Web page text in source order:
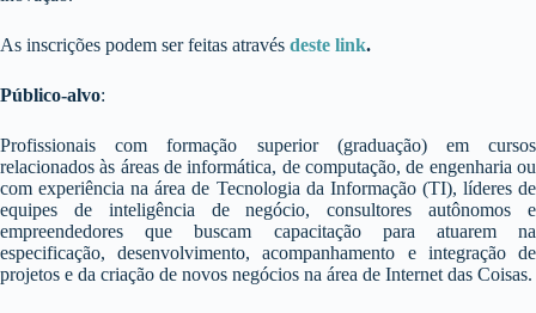
As inscrições podem ser feitas através deste link.
Público-alvo:
Profissionais com formação superior (graduação) em cursos
relacionados às áreas de informática, de computação, de engenharia ou
com experiência na área de Tecnologia da Informação (TI), líderes de
equipes de inteligência de negócio, consultores autônomos e
empreendedores que buscam capacitação para atuarem na
especificação, desenvolvimento, acompanhamento e integração de
projetos e da criação de novos negócios na área de Internet das Coisas.